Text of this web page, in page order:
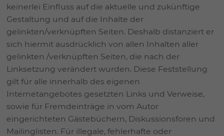
keinerlei Einfluss auf die aktuelle und zukünftige
Gestaltung und auf die Inhalte der
gelinkten/verknüpften Seiten. Deshalb distanziert er
sich hiermit ausdrücklich von allen Inhalten aller
gelinkten /verknüpften Seiten, die nach der
Linksetzung verändert wurden. Diese Feststellung
gilt für alle innerhalb des eigenen
Internetangebotes gesetzten Links und Verweise,
sowie für Fremdeinträge in vom Autor
eingerichteten Gästebüchern, Diskussionsforen und
Mailinglisten. Für illegale, fehlerhafte oder